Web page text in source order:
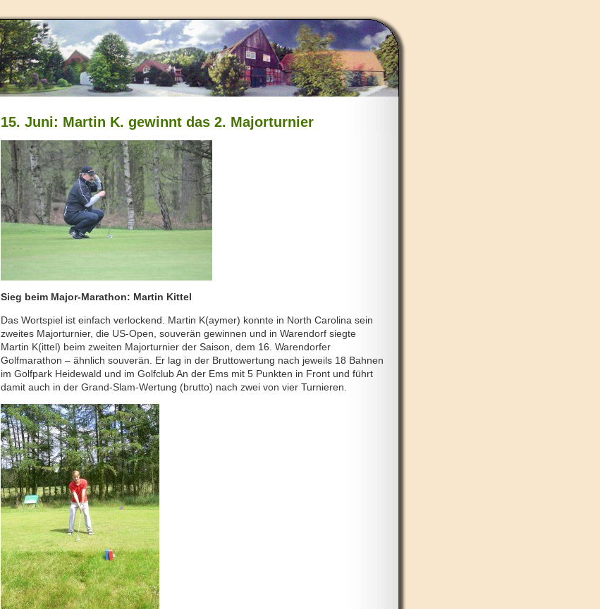
15. Juni: Martin K. gewinnt das 2. Majorturnier
Sieg beim Major-Marathon: Martin Kittel
Das Wortspiel ist einfach verlockend. Martin K(aymer) konnte in North Carolina sein
zweites Majorturnier, die US-Open, souverän gewinnen und in Warendorf siegte
Martin K(ittel) beim zweiten Majorturnier der Saison, dem 16. Warendorfer
Golfmarathon – ähnlich souverän. Er lag in der Bruttowertung nach jeweils 18 Bahnen
im Golfpark Heidewald und im Golfclub An der Ems mit 5 Punkten in Front und führt
damit auch in der Grand-Slam-Wertung (brutto) nach zwei von vier Turnieren.